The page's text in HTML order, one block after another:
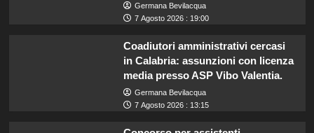
Germana Bevilacqua
7 Agosto 2026 : 19:00
Coadiutori amministrativi cercasi
in Calabria: assunzioni con licenza
media presso ASP Vibo Valentia.
Germana Bevilacqua
7 Agosto 2026 : 13:15